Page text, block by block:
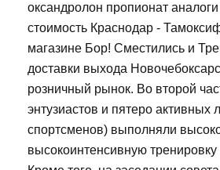
оксандролон пропионат
стоимость Краснодар -
магазине Бор! Сместились и
доставки выхода
розничный рынок. Во второй
энтузиастов и пятеро активных
спортсменов) выполняли
высокоинтенсивную